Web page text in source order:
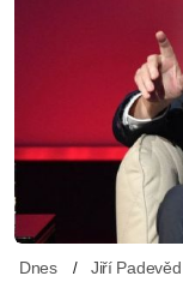
Dnes Jiří Padevěd